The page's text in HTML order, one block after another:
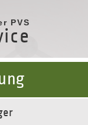
PVS